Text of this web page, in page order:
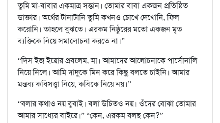
তুমি মা-বাবার একমাত্র সন্তান। তোমার বাবা একজন প্রতিষ্ঠিত
ডাক্তার। অর্থের টানাটানি তুমি কখনও চোখে দেখোনি, ফিল
করোনি। তাহলে বুঝতে। এরকম নিষ্ঠুরের মতো একজন মৃত
ব্যক্তিকে নিয়ে সমালোচনা করতে না।”
“দিস ইজ ইয়োর প্রবলেম, মা। আমাদের আলোচনাকে পার্সোনালি
নিয়ে নিলে। আমি দাদুকে মিন করে কিছু বলতে চাইনি। আমার
মন্তব্য কবিসত্ত্বা নিয়ে, কবিকে নিয়ে নয়।”
“বলার কথাও নয় বুবাই। বলা উচিতও নয়। ওঁদের বোঝা তোমার
আমার সাধ্যের বাইরে।” “কেন, এরকম বলছ কেন?”